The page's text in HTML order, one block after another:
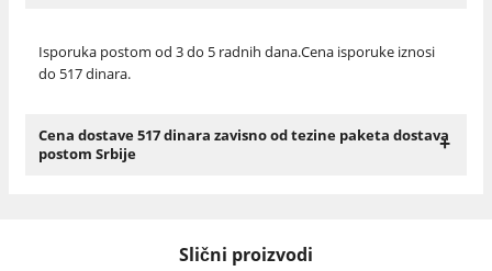
Isporuka postom od 3 do 5 radnih dana.Cena isporuke iznosi
do 517 dinara.
Cena dostave 517 dinara zavisno od tezine paketa dostava
postom Srbije
+
Slični proizvodi